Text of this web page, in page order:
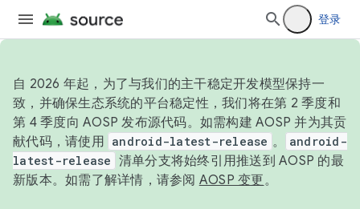
登录
自 2026 年起，为了与我们的主干稳定开发模型保持一
致，并确保生态系统的平台稳定性，我们将在第 2 季度和
第 4 季度向 AOSP 发布源代码。如需构建 AOSP 并为其贡
献代码，请使用 android-latest-release 。
android-
latest-release 清单分支将始终引用推送到 AOSP 的最
新版本。如需了解详情，请参阅 AOSP 变更。